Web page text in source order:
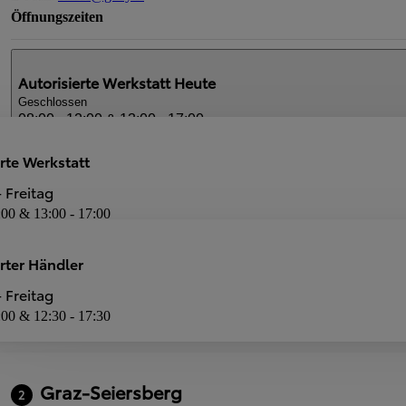
Öffnungszeiten
Autorisierte Werkstatt Heute
Geschlossen
08:00 - 12:00 & 13:00 - 17:00
Werkstatt
& 13:00 - 17:00
Autorisierter Händler
Geschlossen
08:00 - 12:00 & 12:30 - 17:30
Händler
& 12:30 - 17:30
Dienstleistungen
2 Graz-Seiersberg